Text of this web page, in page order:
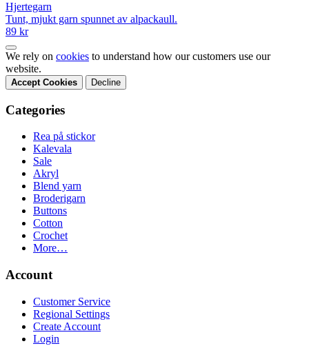
Hjertegarn
Tunt, mjukt garn spunnet av alpackaull.
89 kr
We rely on cookies to understand how our customers use our
website.
Accept Cookies Decline
Categories
Rea på stickor
Kalevala
Sale
Akryl
Blend yarn
Broderigarn
Buttons
Cotton
Crochet
More…
Account
Customer Service
Regional Settings
Create Account
Login